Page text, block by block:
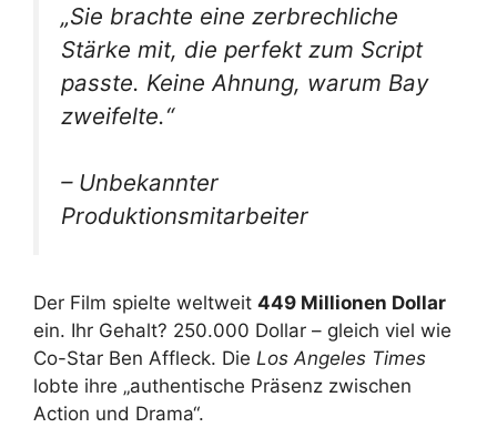
„Sie brachte eine zerbrechliche
Stärke mit, die perfekt zum Script
passte. Keine Ahnung, warum Bay
zweifelte.“
– Unbekannter
Produktionsmitarbeiter
Der Film spielte weltweit 449 Millionen Dollar
ein. Ihr Gehalt? 250.000 Dollar – gleich viel wie
Co-Star Ben Affleck. Die Los Angeles Times
lobte ihre „authentische Präsenz zwischen
Action und Drama“.